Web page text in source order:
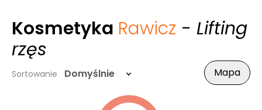
Kosmetyka Rawicz - Lifting
rzęs
Sortowanie Domyślnie Mapa